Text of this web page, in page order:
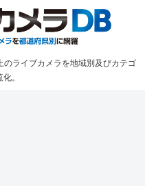
ライブカメラを地域別及びカテゴ
。